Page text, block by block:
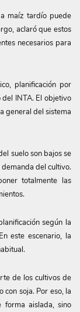
maíz tardío puede
aclaró que estos
necesarios para
planificación por
INTA. El objetivo
general del sistema
suelo son bajos se
del cultivo.
totalmente las
según la
este escenario, la
de los cultivos de
soja. Por eso, la
forma aislada, sino